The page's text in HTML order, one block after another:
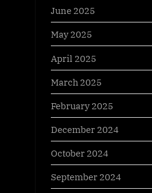
June 2025
May 2025
April 2025
March 2025
February 2025
December 2024
October 2024
September 2024